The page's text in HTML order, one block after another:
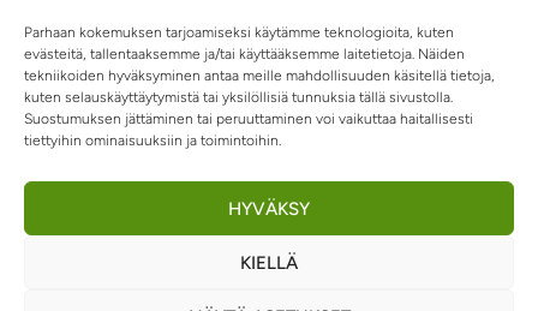
Parhaan kokemuksen tarjoamiseksi käytämme teknologioita, kuten
evästeitä, tallentaaksemme ja/tai käyttääksemme laitetietoja. Näiden
tekniikoiden hyväksyminen antaa meille mahdollisuuden käsitellä tietoja,
kuten selauskäyttäytymistä tai yksilöllisiä tunnuksia tällä sivustolla.
Suostumuksen jättäminen tai peruuttaminen voi vaikuttaa haitallisesti
tiettyihin ominaisuuksiin ja toimintoihin.
HYVÄKSY
KIELLÄ
MIKKELIN VITRIINI KY
RIIPPUMATOT JA -TUOLIT